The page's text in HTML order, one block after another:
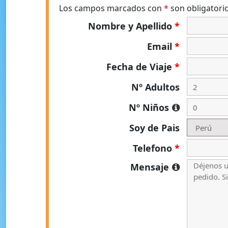
Los campos marcados con * son
Nombre y Apellido*
Email*
Fecha de Viaje*
Nº Adultos
Nº Niños
Soy de Pais
Telefono*
Mensaje